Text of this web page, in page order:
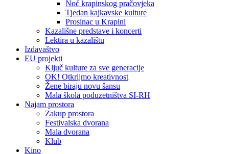
Noć krapinskog pračovjeka
Tjedan kajkavske kulture
Prosinac u Krapini
Kazališne predstave i koncerti
Lektira u kazalištu
Izdavaštvo
EU projekti
Ključ kulture za sve generacije
OK! Otkrijmo kreativnost
Žene biraju novu šansu
Mala škola poduzetništva SI-RH
Najam prostora
Zakup prostora
Festivalska dvorana
Mala dvorana
Klub
Kino